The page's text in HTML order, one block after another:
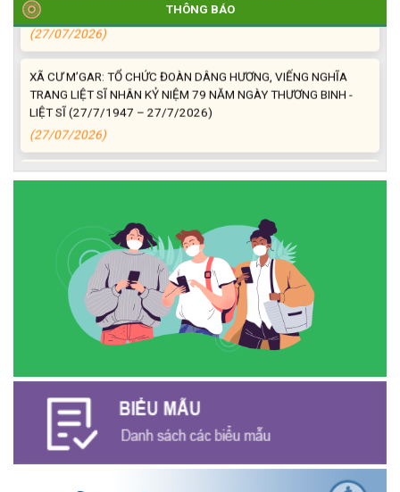
THÔNG BÁO
(27/07/2026)
XÃ CƯ M’GAR: TỔ CHỨC ĐOÀN DÂNG HƯƠNG, VIẾNG NGHĨA
TRANG LIỆT SĨ NHÂN KỶ NIỆM 79 NĂM NGÀY THƯƠNG BINH -
LIỆT SĨ (27/7/1947 – 27/7/2026)
(27/07/2026)
Phát biểu bế mạc Hội nghị Trung ương 3, khóa XIV của Tổng Bí
thư, Chủ tịch nước Tô Lâm
(26/07/2026)
NGÂN HÀNG CHÍNH SÁCH XÃ HỘI CƯ M’GAR: TỔ CHỨC CHO
(24/07/2026)
HỘI NÔNG DÂN XÃ CƯ M’GAR ĐẠI DIỆN TỈNH ĐẮK LẮK QUẢNG
BÁ SẢN PHẨM OCOP TẠI TUẦN LỄ NÔNG SẢN VÀ SẢN PHẨM